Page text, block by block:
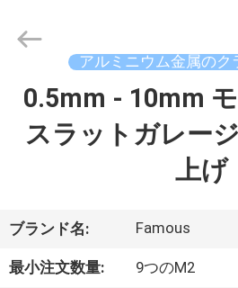
家
ダ
ク
2021
FASEC
Buildings
Co.,Ltd..
Reserved.
アルミニウム金属のク
0.5mm - 10mm
スラットガレー
上げ
ブランド名: Famous
最小注文数量: 9つのM2